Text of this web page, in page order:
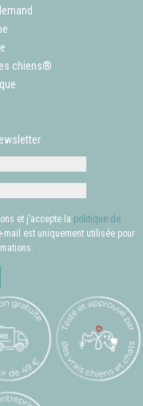
chiens®
et j’accepte la politique de
est uniquement utilisée pour